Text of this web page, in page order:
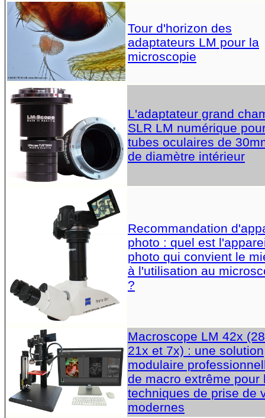
Tour d'horizon des
adaptateurs LM pour la
microscopie
L'adaptateur grand
SLR LM numérique
tubes oculaires de
de diamètre intérieur
Recommandation
photo : quel est
photo qui convient le
à l'utilisation au
?
Macroscope LM 42x
21x et 7x) : une solution
modulaire
de macro extrême pour
techniques de prise de
modernes